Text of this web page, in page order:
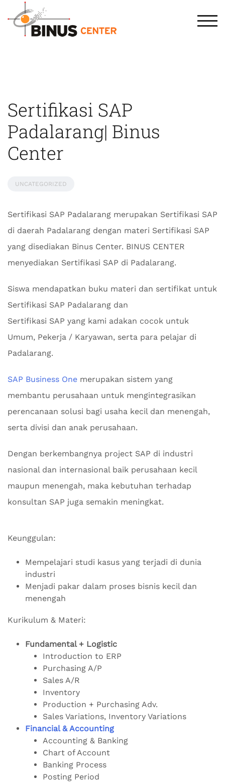
Sertifikasi SAP
Padalarang| Binus
Center
UNCATEGORIZED
Sertifikasi SAP Padalarang merupakan Sertifikasi SAP
di daerah Padalarang dengan materi Sertifikasi SAP
yang disediakan Binus Center. BINUS CENTER
menyediakan Sertifikasi SAP di Padalarang.
Siswa mendapatkan buku materi dan sertifikat untuk
Sertifikasi SAP Padalarang dan
Sertifikasi SAP yang kami adakan cocok untuk
Umum, Pekerja / Karyawan, serta para pelajar di
Padalarang.
SAP Business One merupakan sistem yang
membantu perusahaan untuk mengintegrasikan
perencanaan solusi bagi usaha kecil dan menengah,
serta divisi dan anak perusahaan.
Dengan berkembangnya project SAP di industri
nasional dan internasional baik perusahaan kecil
maupun menengah, maka kebutuhan terhadap
konsultan SAP juga semakin meningkat.
Keunggulan:
Mempelajari studi kasus yang terjadi di dunia
industri
Menjadi pakar dalam proses bisnis kecil dan
menengah
Kurikulum & Materi:
Fundamental + Logistic
Introduction to ERP
Purchasing A/P
Sales A/R
Inventory
Production + Purchasing Adv.
Sales Variations, Inventory Variations
Financial & Accounting
Accounting & Banking
Chart of Account
Banking Process
Posting Period